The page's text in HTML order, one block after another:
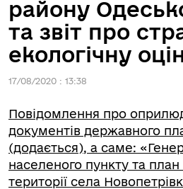
району
та звіт про
екологічну
17/08/2020 : 13:38
Повідомлення про
документів державного
(додається), а саме:
населеного пункту та план
території села